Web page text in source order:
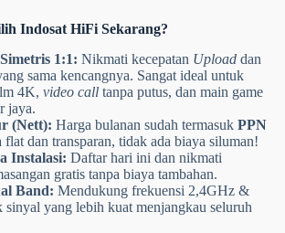
Indosat HiFi Sekarang?
1:1: Nikmati kecepatan Upload dan
sama kencangnya. Sangat ideal untuk
4K, video call tanpa putus, dan main game
jaya.
(Nett): Harga bulanan sudah termasuk PPN
flat dan transparan, tidak ada biaya siluman!
Instalasi: Daftar hari ini dan nikmati
gratis tanpa biaya tambahan.
Band: Mendukung frekuensi 2,4GHz &
sinyal yang lebih kuat menjangkau seluruh